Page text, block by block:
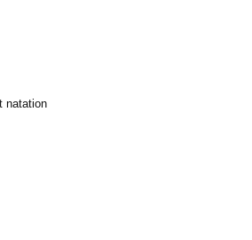
natation